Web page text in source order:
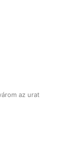
az urat